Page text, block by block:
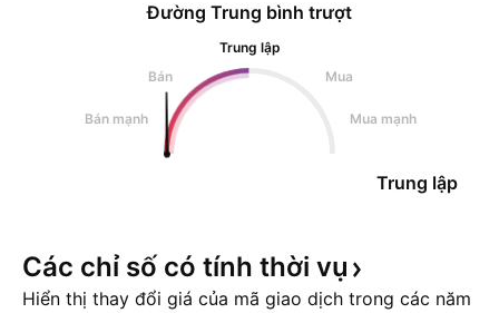
Đường Trung bình trượt
Trung lập
Bán
Mua
Bán mạnh Mua mạnh
Trung lập
Các chỉ số có tính thời vụ
Hiển thị thay đổi giá của mã giao dịch trong các năm